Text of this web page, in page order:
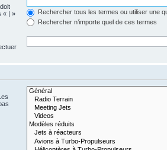
« | »
Rechercher tous les termes ou utiliser une
Rechercher n’importe quel de ces termes